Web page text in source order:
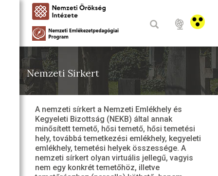
Nemzeti Sírkert
A nemzeti sírkert a Nemzeti Emlékhely és
Kegyeleti Bizottság (NEKB) által annak
minősített temető, hősi temető, hősi temetési
hely, továbbá temetkezési emlékhely, kegyeleti
emlékhely, temetési helyek összessége. A
nemzeti sírkert olyan virtuális jellegű, vagyis
nem egy konkrét temetőhöz, illetve